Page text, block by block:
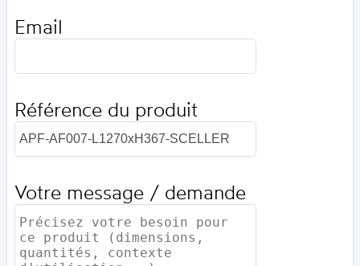
Email
Référence du produit
Votre message / demande